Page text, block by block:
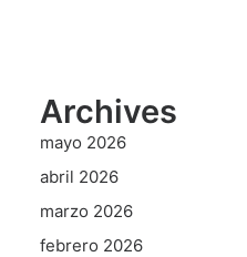
Archives
mayo 2026
abril 2026
marzo 2026
febrero 2026